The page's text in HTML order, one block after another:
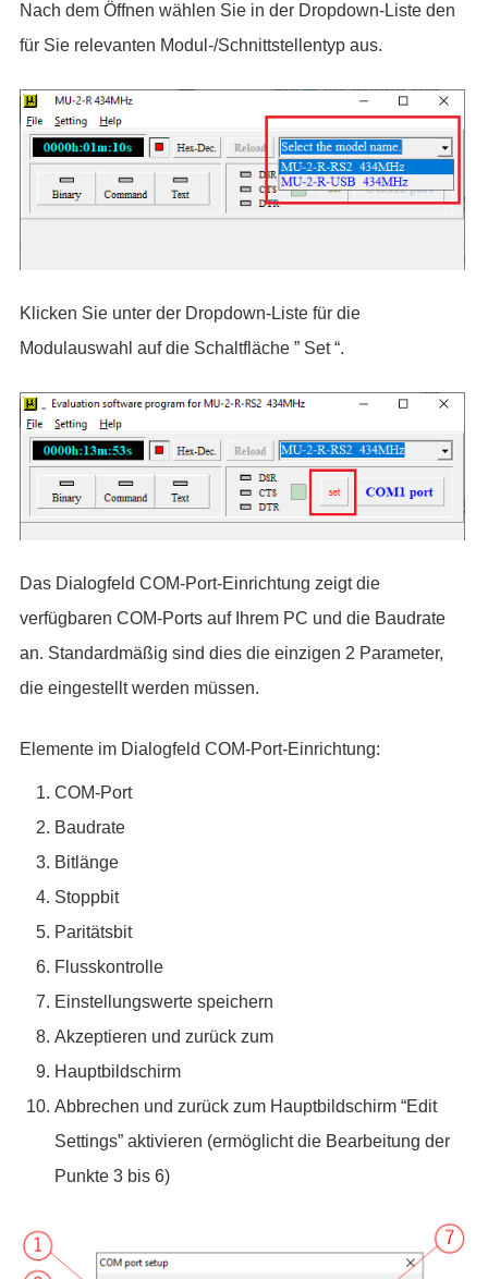
Nach dem Öffnen wählen Sie in der Dropdown-Liste den
für Sie relevanten Modul-/Schnittstellentyp aus.
Klicken Sie unter der Dropdown-Liste für die
Modulauswahl auf die Schaltfläche ” Set “.
Das Dialogfeld COM-Port-Einrichtung zeigt die
verfügbaren COM-Ports auf Ihrem PC und die Baudrate
an. Standardmäßig sind dies die einzigen 2 Parameter,
die eingestellt werden müssen.
Elemente im Dialogfeld COM-Port-Einrichtung:
COM-Port
Baudrate
Bitlänge
Stoppbit
Paritätsbit
Flusskontrolle
Einstellungswerte speichern
Akzeptieren und zurück zum
Hauptbildschirm
Abbrechen und zurück zum Hauptbildschirm “Edit
Settings” aktivieren (ermöglicht die Bearbeitung der
Punkte 3 bis 6)